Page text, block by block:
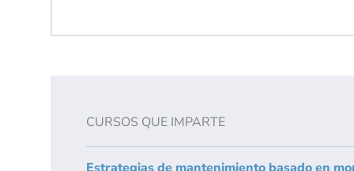
CURSOS QUE IMPARTE
Estrategias de mantenimiento basado en